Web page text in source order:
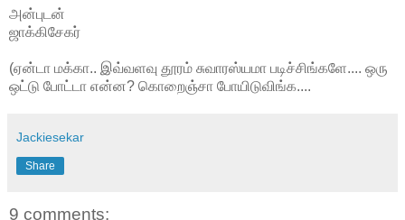
அன்புடன்
ஜாக்கிசேகர்
(ஏன்டா மக்கா.. இவ்வளவு தூரம் சுவாரஸ்யமா படிச்சிங்களே.... ஒரு
ஒட்டு போட்டா என்ன? கொறைஞ்சா போயிடுவிங்க....
Jackiesekar
Share
9 comments: